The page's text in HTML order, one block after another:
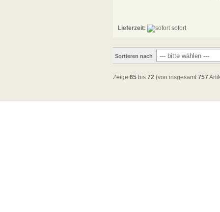
Lieferzeit: sofort
Sortieren nach
Zeige 65 bis 72 (von insgesamt757